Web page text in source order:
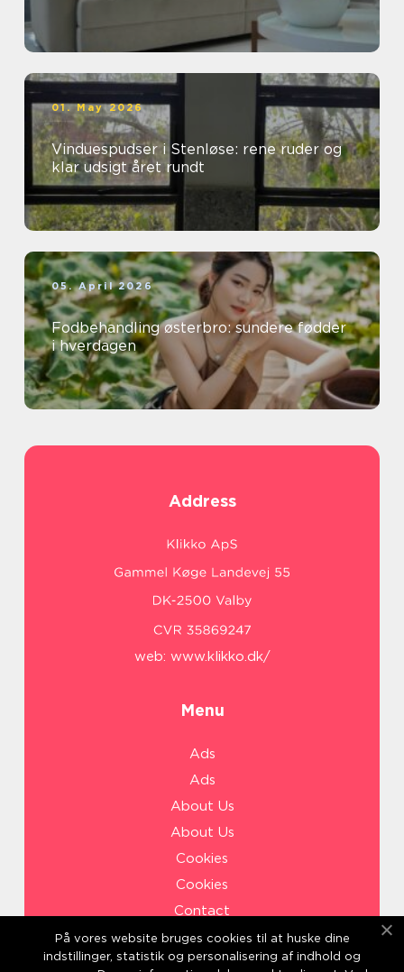
01. May 2026
Vinduespudser i Stenløse: rene ruder og
klar udsigt året rundt
05. April 2026
Fodbehandling østerbro: sundere fødder
i hverdagen
Address
web: www.klikko.dk/
Menu
Ads
Ads
About Us
About Us
Cookies
Cookies
Contact
Contact
Sitemap
På vores website bruges cookies til at huske dine
indstillinger, statistik og personalisering af indhold og